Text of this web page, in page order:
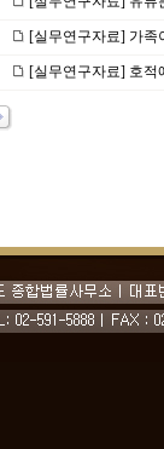
[실무연구자료] 가족
[실무연구자료] 호적